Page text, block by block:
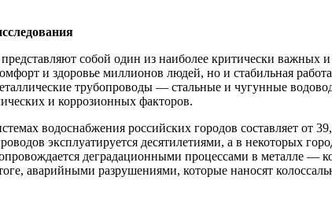
собой один из наиболее критически
и здоровье миллионов людей, но и стабильная
трубопроводы — стальные и чугунные
и коррозионных факторов.
водоснабжения российских городов составляет от
эксплуатируется десятилетиями, а в некоторых
деградационными процессами в металле
аварийными разрушениями, которые наносят